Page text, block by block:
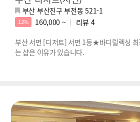
부산 부산진구 부전동 521-1
12% 160,000 ~ 리뷰 4
부산 서면 [디저트] 서면 1등★바디릴렉싱
는 샵은 이유가 있습니다.